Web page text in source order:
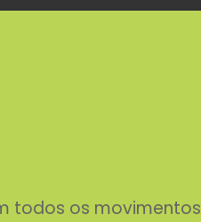
todos os movimentos